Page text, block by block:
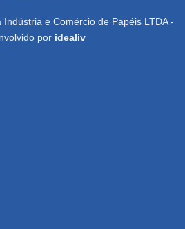
e Comércio de Papéis LTDA -
por idealiv